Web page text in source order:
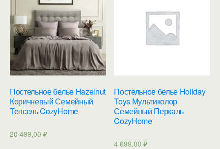
Постельное белье Hazelnut
Коричневый Семейный
Тенсель CozyHome
20 499,00 ₽
Постельное белье Holiday
Toys Мультиколор
Семейный Перкаль
CozyHome
4 699,00₽